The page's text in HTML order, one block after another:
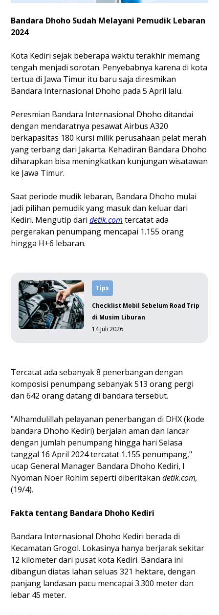
Bandara Dhoho Sudah Melayani Pemudik Lebaran
2024
Kota Kediri sejak beberapa waktu terakhir memang
tengah menjadi sorotan. Penyebabnya karena di kota
tertua di Jawa Timur itu baru saja diresmikan
Bandara Internasional Dhoho pada 5 April lalu.
Peresmian Bandara Internasional Dhoho ditandai
dengan mendaratnya pesawat Airbus A320
berkapasitas 180 kursi milik perusahaan pelat merah
yang terbang dari Jakarta. Kehadiran Bandara Dhoho
diharapkan bisa meningkatkan kunjungan wisatawan
ke Jawa Timur.
Saat periode mudik lebaran, Bandara Dhoho mulai
jadi pilihan pemudik yang masuk dan keluar dari
Kediri. Mengutip dari detik.com tercatat ada
pergerakan penumpang mencapai 1.155 orang
hingga H+6 lebaran.
Tips
Checklist Mobil Sebelum Road Trip
di Musim Liburan
14 Juli 2026
Tercatat ada sebanyak 8 penerbangan dengan
komposisi penumpang sebanyak 513 orang pergi
dan 642 orang datang di bandara tersebut.
"Alhamdulillah pelayanan penerbangan di DHX (kode
bandara Dhoho Kediri) berjalan aman dan lancar
dengan jumlah penumpang hingga hari Selasa
tanggal 16 April 2024 tercatat 1.155 penumpang,"
ucap General Manager Bandara Dhoho Kediri, I
Nyoman Noer Rohim seperti diberitakan detik.com,
(19/4).
Fakta tentang Bandara Dhoho Kediri
Bandara Internasional Dhoho Kediri berada di
Kecamatan Grogol. Lokasinya hanya berjarak sekitar
12 kilometer dari pusat kota Kediri. Bandara ini
dibangun diatas lahan seluas 321 hektare, dengan
panjang landasan pacu mencapai 3.300 meter dan
lebar 45 meter.